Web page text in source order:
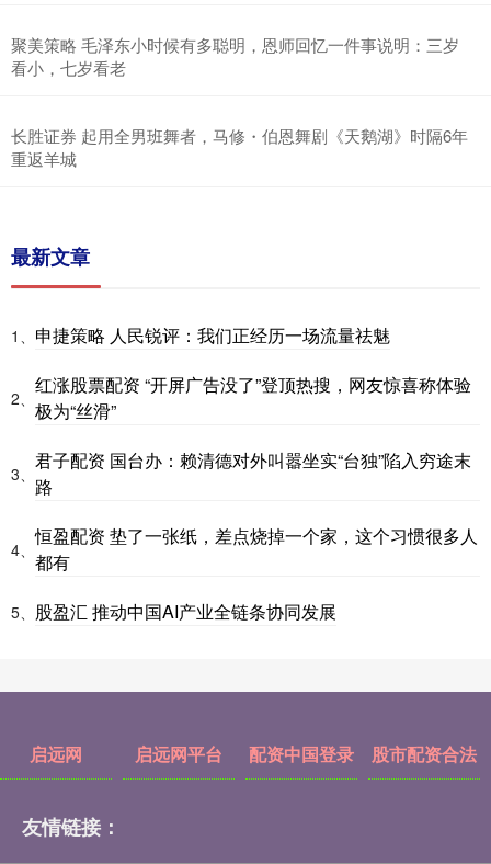
聚美策略 毛泽东小时候有多聪明，恩师回忆一件事说明：三岁
看小，七岁看老
长胜证券 起用全男班舞者，马修・伯恩舞剧《天鹅湖》时隔6年
重返羊城
最新文章
1、 申捷策略 人民锐评：我们正经历一场流量祛魅
2、
红涨股票配资 “开屏广告没了”登顶热搜，网友惊喜称体验
极为“丝滑”
3、
君子配资 国台办：赖清德对外叫嚣坐实“台独”陷入穷途末
路
4、
恒盈配资 垫了一张纸，差点烧掉一个家，这个习惯很多人
都有
5、 股盈汇 推动中国AI产业全链条协同发展
启远网 启远网平台 配资中国登录 股市配资合法
友情链接：